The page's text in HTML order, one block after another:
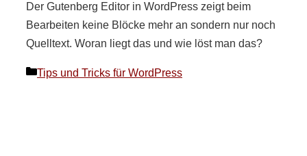
Der Gutenberg Editor in WordPress zeigt beim
Bearbeiten keine Blöcke mehr an sondern nur noch
Quelltext. Woran liegt das und wie löst man das?
Kategorien
Tips und Tricks für WordPress